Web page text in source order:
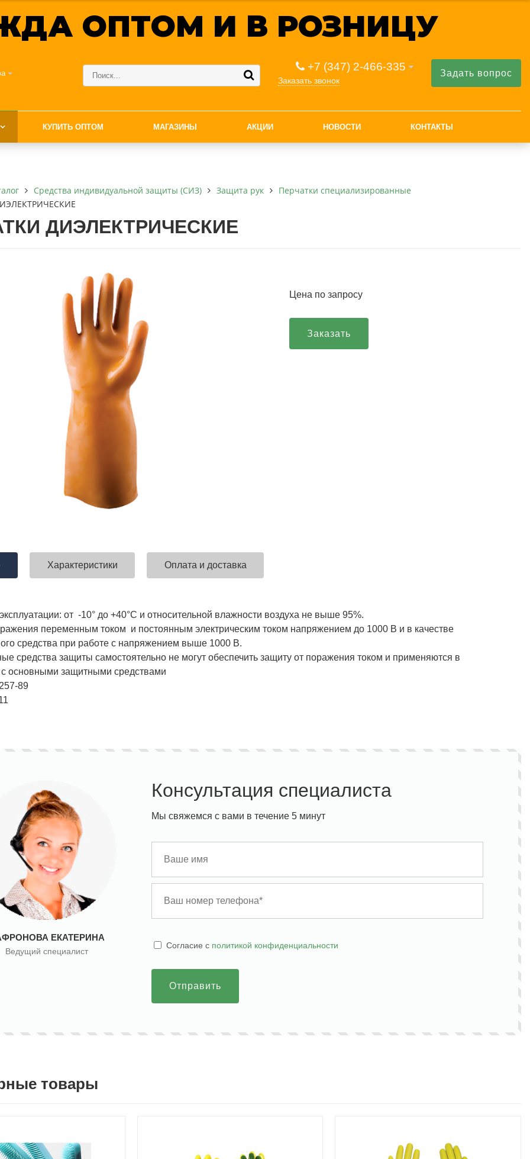
ОПТОМ И В РОЗНИЦУ
+7 (347) 2-466-335
Заказать звонок
Задать вопрос
КУПИТЬ ОПТОМ МАГАЗИНЫ АКЦИИ НОВОСТИ КОНТАКТЫ
Средства индивидуальной защиты (СИЗ) Защита рук
Перчатки специализированные
ДИЭЛЕКТРИЧЕСКИЕ
Цена по запросу
Заказать
Характеристики Оплата и доставка
от -10° до +40°С и относительной влажности воздуха не выше 95%.
переменным током и постоянным электрическим током напряжением до 1000 В и в качестве
средства при работе с напряжением выше 1000 В.
средства защиты самостоятельно не могут обеспечить защиту от поражения током и применяются в
с основными защитными средствами
89
ЕКАТЕРИНА
Ведущий специалист
Консультация специалиста
Мы свяжемся с вами в течение 5 минут
Cогласие с политикой конфиденциальности
Отправить
товары